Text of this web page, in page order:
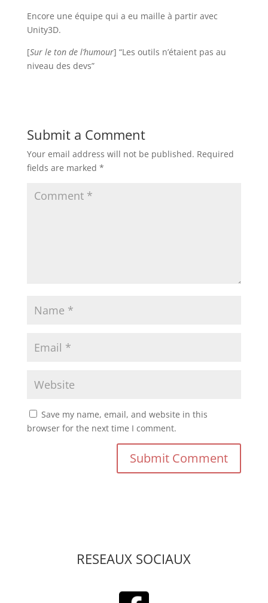
Encore une équipe qui a eu maille à partir avec
Unity3D.
[Sur le ton de l’humour] “Les outils n’étaient pas au
niveau des devs”
Submit a Comment
Your email address will not be published. Required
fields are marked *
Save my name, email, and website in this
browser for the next time I comment.
RESEAUX SOCIAUX